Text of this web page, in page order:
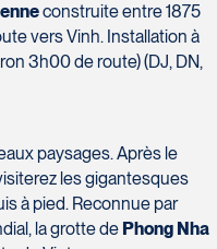
construite entre 1875
vers Vinh. Installation à
3h00 de route) (DJ, DN,
paysages. Après le
les gigantesques
à pied. Reconnue par
la grotte de Phong Nha